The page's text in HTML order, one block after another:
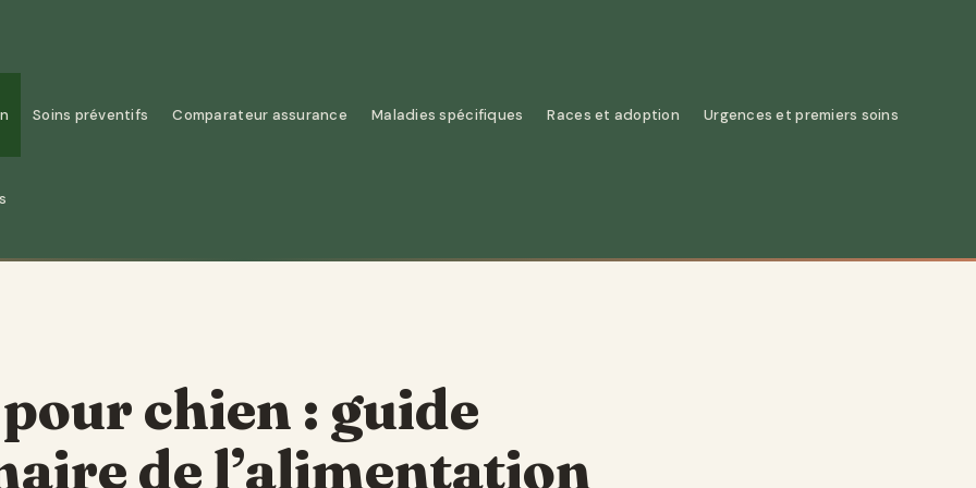
Soins préventifs Comparateur assurance Maladies spécifiques Races et adoption Urgences et premiers soins
chien : guide
de l’alimentation